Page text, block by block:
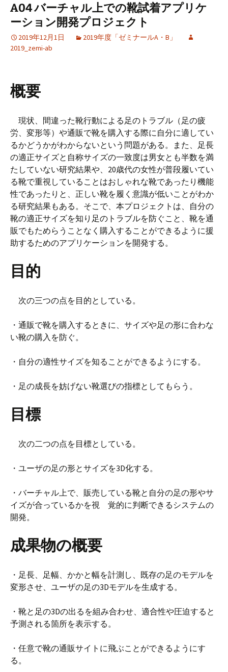
A04 バーチャル上での靴試着アプリケ
ーション開発プロジェクト
2019年12月1日
2019年度「ゼミナールA・B」
2019_zemi-ab
概要
現状、間違った靴行動による足のトラブル（足の疲
労、変形等）や通販で靴を購入する際に自分に適してい
るかどうかがわからないという問題がある。また、足長
の適正サイズと自称サイズの一致度は男女とも半数を満
たしていない研究結果や、20歳代の女性が普段履いてい
る靴で重視していることはおしゃれな靴であったり機能
性であったりと、正しい靴を履く意識が低いことがわか
る研究結果もある。そこで、本プロジェクトは、自分の
靴の適正サイズを知り足のトラブルを防ぐこと、靴を通
販でもためらうことなく購入することができるように援
助するためのアプリケーションを開発する。
目的
次の三つの点を目的としている。
・通販で靴を購入するときに、サイズや足の形に合わな
い靴の購入を防ぐ。
・自分の適性サイズを知ることができるようにする。
・足の成長を妨げない靴選びの指標としてもらう。
目標
次の二つの点を目標としている。
・ユーザの足の形とサイズを3D化する。
・バーチャル上で、販売している靴と自分の足の形やサ
イズが合っているかを視 覚的に判断できるシステムの
開発。
成果物の概要
・足長、足幅、かかと幅を計測し、既存の足のモデルを
変形させ、ユーザの足の3Dモデルを生成する。
・靴と足の3Dの出るを組み合わせ、適合性や圧迫すると
予測される箇所を表示する。
・任意で靴の通販サイトに飛ぶことができるようにす
る。